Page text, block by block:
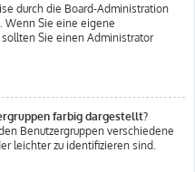
durch die Board-Administration
Wenn Sie eine eigene
Sie einen Administrator
farbig dargestellt?
Benutzergruppen verschiedene
leichter zu identifizieren sind.